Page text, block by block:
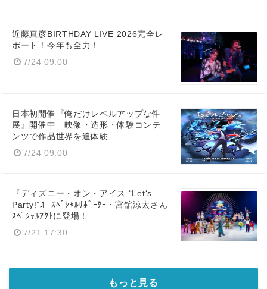
近藤真彦BIRTHDAY LIVE 2026完全レ
ポート！今年も全力！
7/24 09:00
日本初開催『俺だけレベルアップな件
展』開催中 映像・造形・体験コンテ
ンツで作品世界を追体験
7/24 09:00
『ディズニー・オン・アイス “Let‘s
Party!”』 ｽﾍﾟｼｬﾙｻﾎﾟｰﾀｰ・宮舘涼太さん
ｽﾍﾟｼｬﾙｱｸﾄに登場！
7/21 17:30
もっと見る